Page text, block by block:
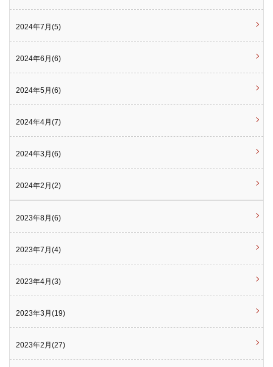
2024年7月(5)
2024年6月(6)
2024年5月(6)
2024年4月(7)
2024年3月(6)
2024年2月(2)
2023年8月(6)
2023年7月(4)
2023年4月(3)
2023年3月(19)
2023年2月(27)